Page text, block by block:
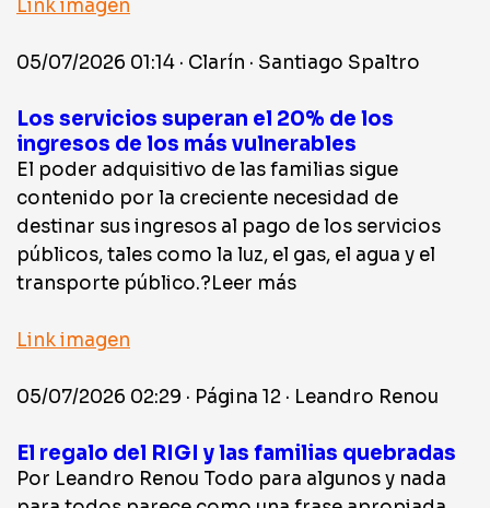
Link imagen
05/07/2026 01:14 · Clarín · Santiago Spaltro
Los servicios superan el 20% de los
ingresos de los más vulnerables
El poder adquisitivo de las familias sigue
contenido por la creciente necesidad de
destinar sus ingresos al pago de los servicios
públicos, tales como la luz, el gas, el agua y el
transporte público.?Leer más
Link imagen
05/07/2026 02:29 · Página 12 · Leandro Renou
El regalo del RIGI y las familias quebradas
Por Leandro Renou Todo para algunos y nada